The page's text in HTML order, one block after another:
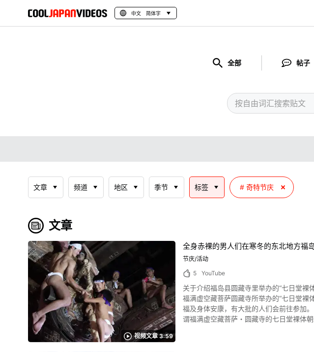
中文 简体字
全部 帖子
文章 频道 地区 季节 标签 奇特节庆
文章
视频文章 3:59
全身赤裸的男人们在寒冬的东北地方福
节庆/活动
5
YouTube
关于介绍福岛县圆藏寺里举办的“七日堂
福满虚空藏菩萨圆藏寺所举办的“七日堂裸体朝圣”之视频。 每年1月7日在福满虚空藏菩萨圆藏寺所举办的柳
福及身体安康，有大批的人们会前往参加。 不妨来
谓福满虚空藏菩萨・圆藏寺的七日堂裸体朝圣呢？ 照片：福岛县柳津町・福满虚空藏菩萨圆藏寺 七日堂裸体朝圣是在福岛县会